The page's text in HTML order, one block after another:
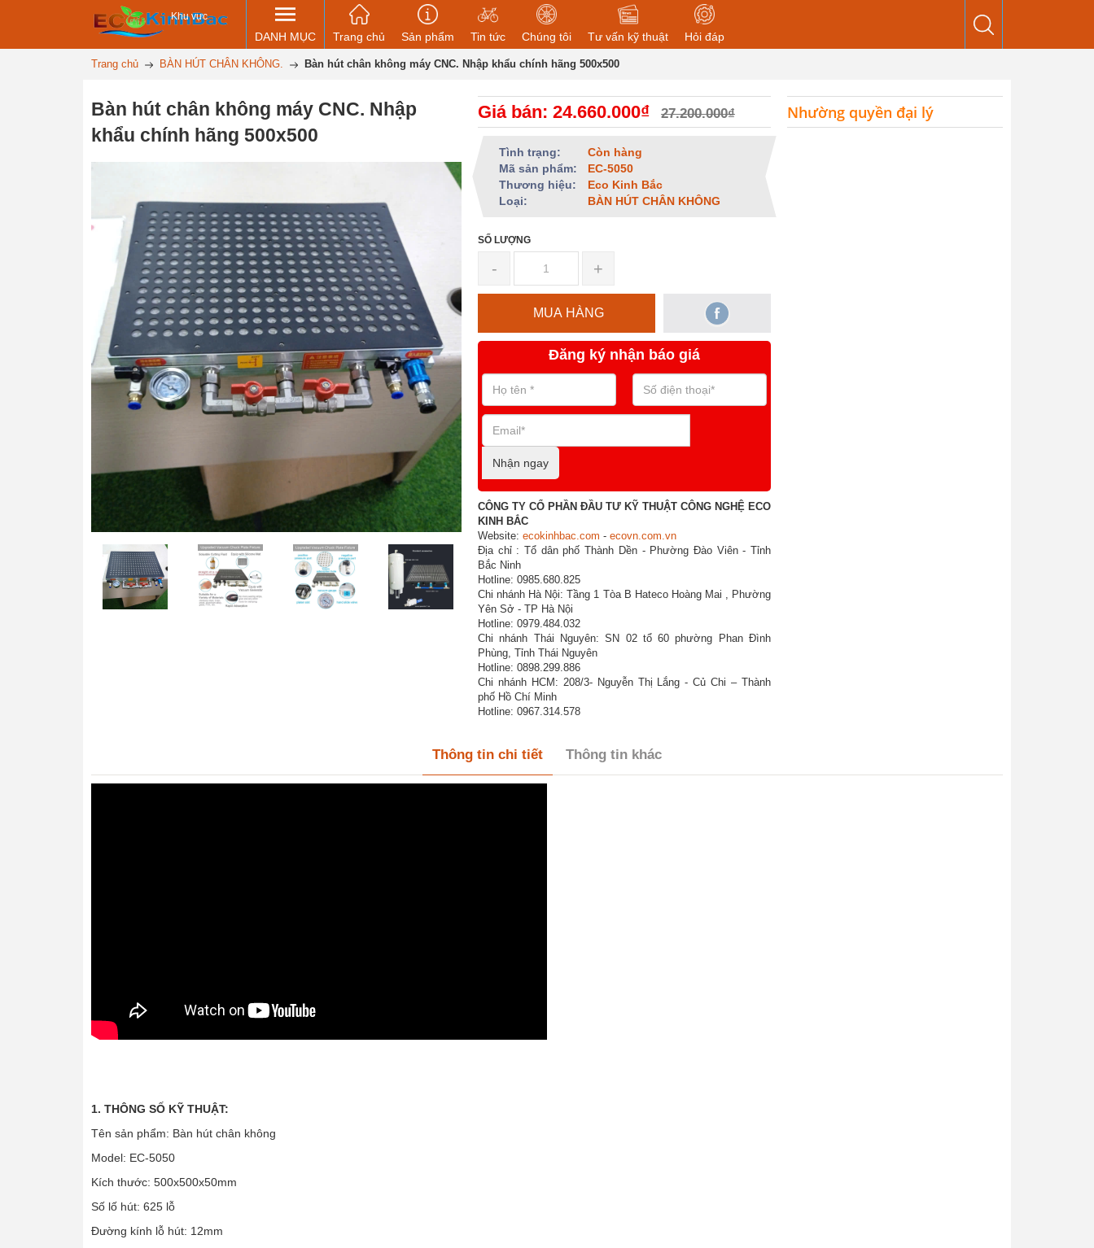
Khu vực
DANH MỤC Trang chủ Sản phẩm Tin tức Chúng tôi Tư vấn kỹ thuật Hỏi đáp
Trang chủ BÀN HÚT CHÂN KHÔNG. Bàn hút chân không máy CNC. Nhập khẩu chính hãng 500x500
Bàn hút chân không máy CNC. Nhập
khẩu chính hãng 500x500
Giá bán: 24.660.000₫ 27.200.000₫
Tình trạng:
Còn hàng
Mã sản phẩm:
EC-5050
Thương hiệu:
Eco Kinh Bắc
Loại:
BÀN HÚT CHÂN KHÔNG
SỐ LƯỢNG
- +
MUA HÀNG
Đăng ký nhận báo giá
Nhận ngay
CÔNG TY CỔ PHẦN ĐẦU TƯ KỸ THUẬT CÔNG NGHỆ ECO
KINH BẮC
Website: ecokinhbac.com - ecovn.com.vn
Địa chỉ : Tổ dân phố Thành Dền - Phường Đào Viên - Tỉnh
Bắc Ninh
Hotline: 0985.680.825
Chi nhánh Hà Nội: Tầng 1 Tòa B Hateco Hoàng Mai , Phường
Yên Sở - TP Hà Nội
Hotline: 0979.484.032
Chi nhánh Thái Nguyên: SN 02 tổ 60 phường Phan Đình
Phùng, Tỉnh Thái Nguyên
Hotline: 0898.299.886
Chi nhánh HCM: 208/3- Nguyễn Thị Lắng - Củ Chi – Thành
phố Hồ Chí Minh
Hotline: 0967.314.578
Nhường quyền đại lý
Thông tin chi tiết Thông tin khác
1. THÔNG SỐ KỸ THUẬT:
Tên sản phẩm: Bàn hút chân không
Model: EC-5050
Kích thước: 500x500x50mm
Số lố hút: 625 lỗ
Đường kính lỗ hút: 12mm